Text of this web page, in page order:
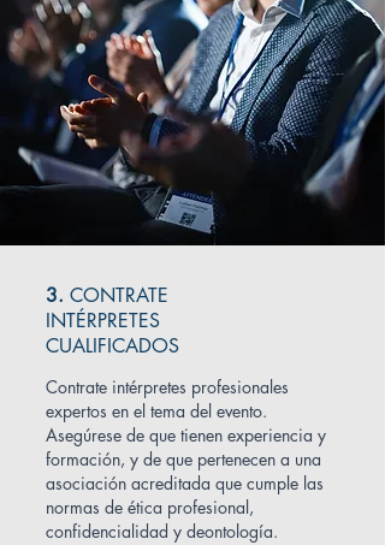
3. CONTRATE
INTÉRPRETES
CUALIFICADOS
Contrate intérpretes profesionales
expertos en el tema del evento.
Asegúrese de que tienen experiencia y
formación, y de que pertenecen a una
asociación acreditada que cumple las
normas de ética profesional,
confidencialidad y deontología.